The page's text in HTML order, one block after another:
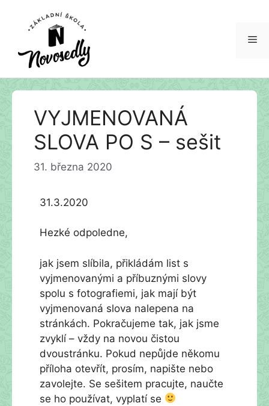
Přeskočit
VYJMENOVANÁ
SLOVA PO S – sešit
31. března 2020
31.3.2020
Hezké odpoledne,
jak jsem slíbila, přikládám list s
vyjmenovanými a příbuznými slovy
spolu s fotografiemi, jak mají být
vyjmenovaná slova nalepena na
stránkách. Pokračujeme tak, jak jsme
zvyklí – vždy na novou čistou
dvoustránku. Pokud nepůjde někomu
příloha otevřít, prosím, napište nebo
zavolejte. Se sešitem pracujte, naučte
se ho používat, vyplatí se